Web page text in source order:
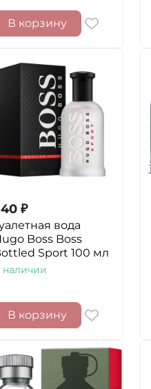
В корзину
₽
вода
Boss Boss
Sport 100 мл
наличии
В корзину